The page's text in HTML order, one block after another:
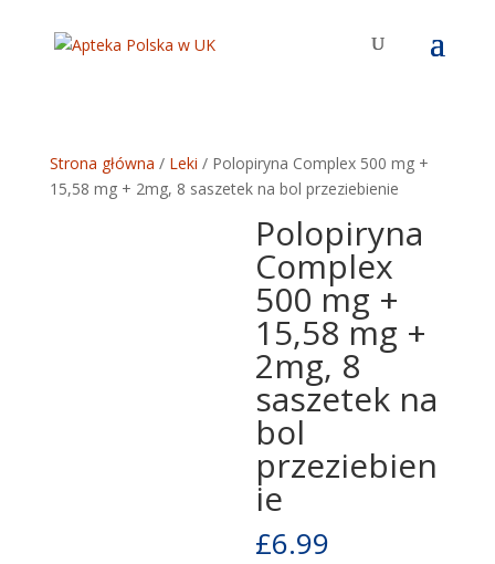
Strona główna / Leki / Polopiryna Complex 500 mg +
15,58 mg + 2mg, 8 saszetek na bol przeziebienie
Polopiryna
Complex
500 mg +
15,58 mg +
2mg, 8
saszetek na
bol
przeziebien
ie
£6.99